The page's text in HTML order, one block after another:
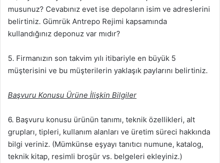
musunuz? Cevabınız evet ise depoların isim ve adreslerini
belirtiniz. Gümrük Antrepo Rejimi kapsamında
kullandığınız deponuz var mıdır?
5. Firmanızın son takvim yılı itibariyle en büyük 5
müşterisini ve bu müşterilerin yaklaşık paylarını belirtiniz.
Başvuru Konusu Ürüne İlişkin Bilgiler
6. Başvuru konusu ürünün tanımı, teknik özellikleri, alt
grupları, tipleri, kullanım alanları ve üretim süreci hakkında
bilgi veriniz. (Mümkünse eşyayı tanıtıcı numune, katalog,
teknik kitap, resimli broşür vs. belgeleri ekleyiniz.)